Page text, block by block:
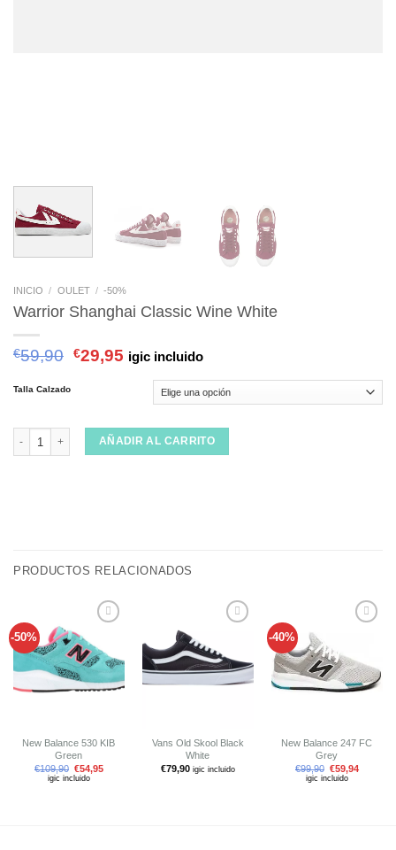
INICIO / OULET / -50%
Warrior Shanghai Classic Wine White
€59,90 €29,95 igic incluido
Talla Calzado
Warrior Shanghai Classic Wine White cantidad
AÑADIR AL CARRITO
PRODUCTOS RELACIONADOS
-50%
a tu
lista de
deseos
New Balance 530 KIB
Green
€109,90 €54,95
igic incluido
lista de
deseos
Vans Old Skool Black
White
€79,90 igic incluido
-40%
lista de
deseos
New Balance 247 FC
Grey
€99,90 €59,94
igic incluido